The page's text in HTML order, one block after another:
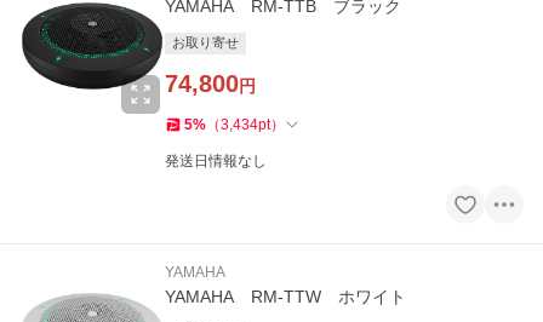
YAMAHA RM-TTB ブラック
お取り寄せ
74,800円
5% （3,434pt）
発送日情報なし
YAMAHA
YAMAHA RM-TTW ホワイト